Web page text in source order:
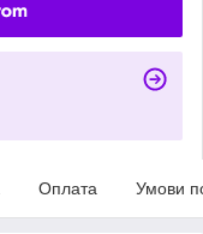
Оплата Умови